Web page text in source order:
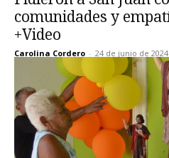
comunidades y
+Video
Carolina Cordero - 24 de junio de 2024